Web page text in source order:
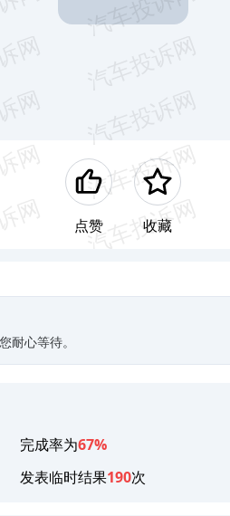
点赞 收藏
耐心等待。
完成率为67%
发表临时结果190次